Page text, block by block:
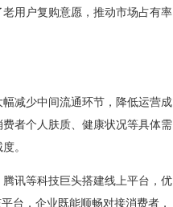
用户复购意愿，推动市场占有率
减少中间流通环节，降低运营成
者个人肤质、健康状况等具体需
。
讯等科技巨头搭建线上平台，优
台，企业既能顺畅对接消费者，